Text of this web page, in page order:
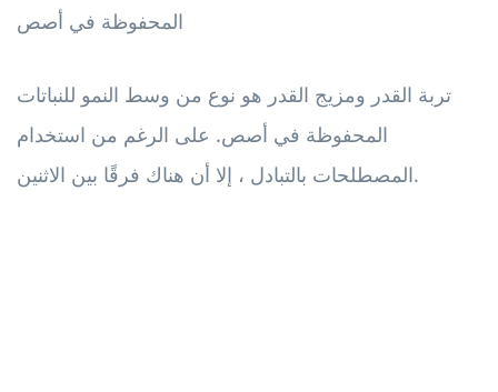
المحفوظة في أصص
تربة القدر ومزيج القدر هو نوع من وسط النمو للنباتات
المحفوظة في أصص. على الرغم من استخدام
المصطلحات بالتبادل ، إلا أن هناك فرقًا بين الاثنين.